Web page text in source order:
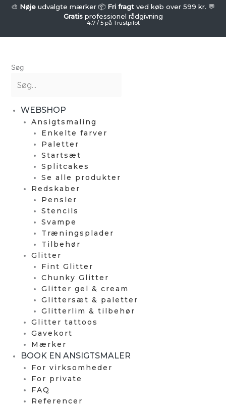
🎨 Nøje udvalgte mærker 📦 Fri fragt ved køb over 599 kr. 💬
Gratisprofessionel rådgivning
4.7 / 5 på Trustpilot
Søg
WEBSHOP
Ansigtsmaling
Enkelte farver
Paletter
Startsæt
Splitcakes
Se alle produkter
Redskaber
Pensler
Stencils
Svampe
Træningsplader
Tilbehør
Glitter
Fint Glitter
Chunky Glitter
Glitter gel & cream
Glittersæt & paletter
Glitterlim & tilbehør
Glitter tattoos
Gavekort
Mærker
BOOK EN ANSIGTSMALER
For virksomheder
For private
FAQ
Referencer
SUPERSTAR
(1